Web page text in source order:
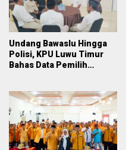
Undang Bawaslu Hingga
Polisi, KPU Luwu Timur
Bahas Data Pemilih